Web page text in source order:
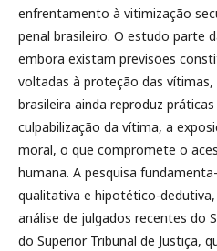
enfrentamento à vitimização
penal brasileiro. O estudo parte
embora existam previsões
voltadas à proteção das vítimas,
brasileira ainda reproduz
culpabilização da vítima, a
moral, o que compromete o
humana. A pesquisa
qualitativa e hipotético-
análise de julgados recentes do
do Superior Tribunal de Justiça,